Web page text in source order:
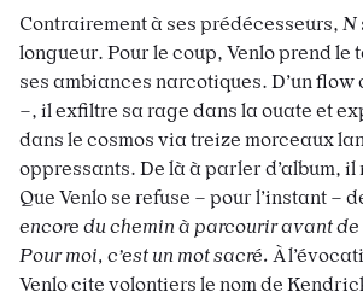
Contrairement à ses prédécesseurs, N
longueur. Pour le coup, Venlo prend le
ses ambiances narcotiques. D’un flow
–, il exfiltre sa rage dans la ouate et
dans le cosmos via treize morceaux
oppressants. De là à parler d’album, il
Que Venlo se refuse – pour l’instant –
encore du chemin à parcourir avant
Pour moi, c’est un mot sacré. À
Venlo cite volontiers le nom de